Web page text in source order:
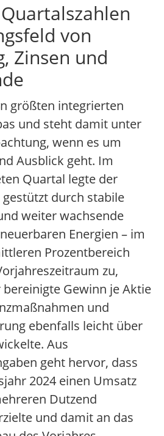
von
Zinsen und
größten integrierten
und steht damit unter
wenn es um
Ausblick geht. Im
Quartal legte der
gestützt durch stabile
weiter wachsende
Energien – im
Prozentbereich
zu,
Gewinn je Aktie
und
ebenfalls leicht über
Aus
geht hervor, dass
2024 einen Umsatz
Dutzend
und damit an das